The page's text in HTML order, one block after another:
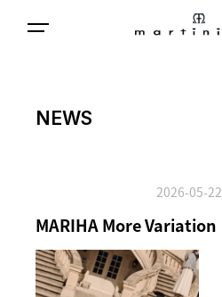
NEWS
2026-05-22
MARIHA More Variation